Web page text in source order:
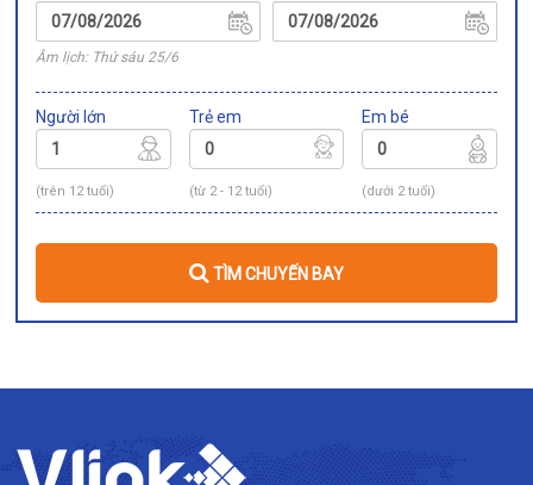
Âm lịch: Thứ sáu 25/6
Người lớn
(trên 12 tuổi)
Trẻ em
(từ 2 - 12 tuổi)
Em bé
(dưới 2 tuổi)
TÌM CHUYẾN BAY